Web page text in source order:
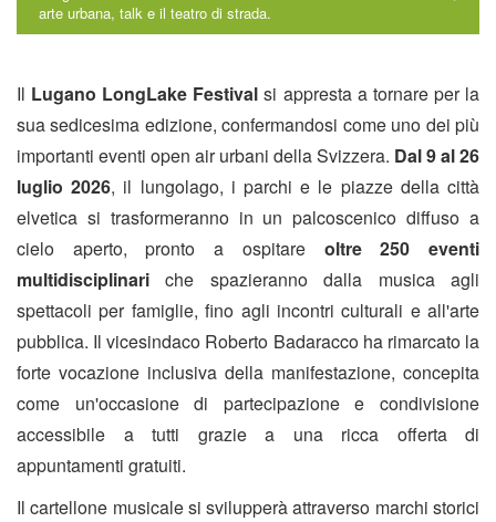
arte urbana, talk e il teatro di strada.
Il Lugano LongLake Festival si appresta a tornare per la
sua sedicesima edizione, confermandosi come uno dei più
importanti eventi open air urbani della Svizzera. Dal 9 al 26
luglio 2026, il lungolago, i parchi e le piazze della città
elvetica si trasformeranno in un palcoscenico diffuso a
cielo aperto, pronto a ospitare oltre 250 eventi
multidisciplinari che spazieranno dalla musica agli
spettacoli per famiglie, fino agli incontri culturali e all'arte
pubblica. Il vicesindaco Roberto Badaracco ha rimarcato la
forte vocazione inclusiva della manifestazione, concepita
come un'occasione di partecipazione e condivisione
accessibile a tutti grazie a una ricca offerta di
appuntamenti gratuiti.
Il cartellone musicale si svilupperà attraverso marchi storici